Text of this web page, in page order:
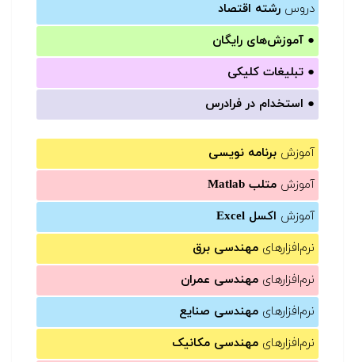
دروس رشته اقتصاد
● آموزش‌های رایگان
● تبلیغات کلیکی
● استخدام در فرادرس
آموزش برنامه نویسی
آموزش متلب Matlab
آموزش اکسل Excel
نرم‌افزارهای مهندسی برق
نرم‌افزارهای مهندسی عمران
نرم‌افزارهای مهندسی صنایع
نرم‌افزارهای مهندسی مکانیک